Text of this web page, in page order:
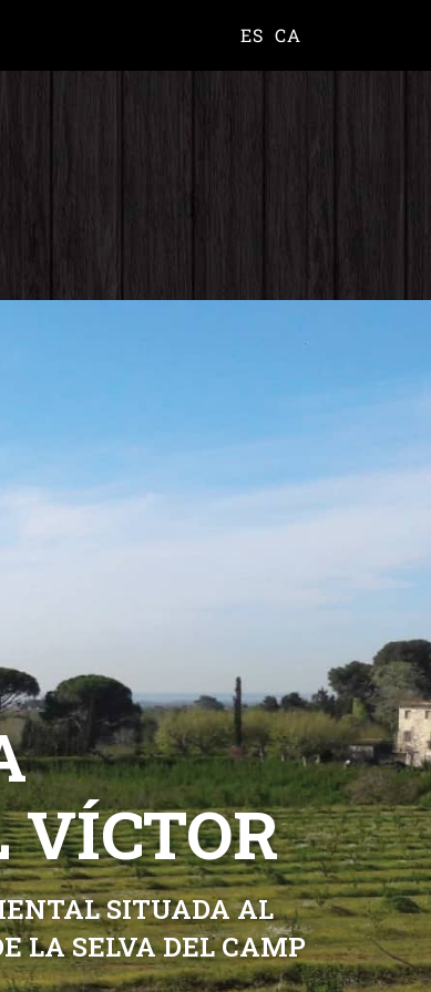
ES CA
SITUADA AL
LA SELVA DEL CAMP
VÍCTOR